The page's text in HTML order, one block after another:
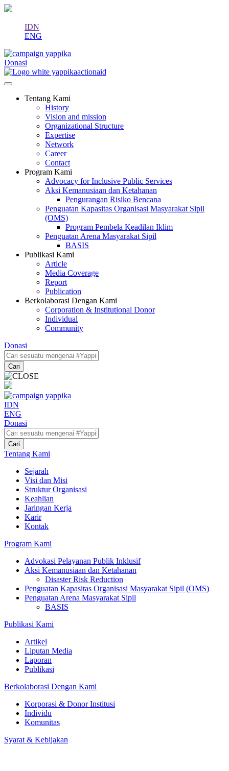
IDN
ENG
Donasi
Tentang Kami
History
Vision and mission
Organizational Structure
Expertise
Network
Career
Contact
Program Kami
Advocacy for Inclusive Public Services
Aksi Kemanusiaan dan Ketahanan
Pengurangan Risiko Bencana
Penguatan Kapasitas Organisasi Masyarakat Sipil
(OMS)
Program Pembela Keadilan Iklim
Penguatan Arena Masyarakat Sipil
BASIS
Publikasi Kami
Article
Media Coverage
Report
Publication
Berkolaborasi Dengan Kami
Corporation & Institutional Donor
Individual
Community
Donasi
Cari
IDN
ENG
Donasi
Cari
Tentang Kami
Sejarah
Visi dan Misi
Struktur Organisasi
Keahlian
Jaringan Kerja
Karir
Kontak
Program Kami
Advokasi Pelayanan Publik Inklusif
Aksi Kemanusiaan dan Ketahanan
Disaster Risk Reduction
Penguatan Kapasitas Organisasi Masyarakat Sipil (OMS)
Penguatan Arena Masyarakat Sipil
BASIS
Publikasi Kami
Artikel
Liputan Media
Laporan
Publikasi
Berkolaborasi Dengan Kami
Korporasi & Donor Institusi
Individu
Komunitas
Syarat & Kebijakan